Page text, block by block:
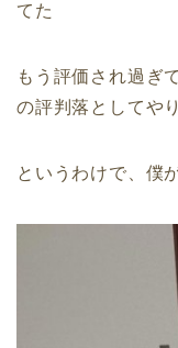
てた
もう評価され過ぎ
の評判落としてや
というわけで、僕